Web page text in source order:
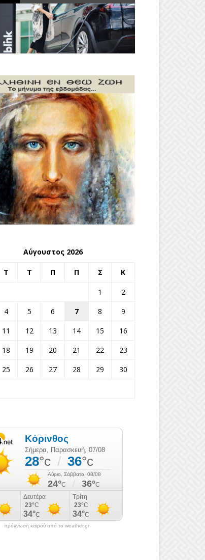
Αύγουστος 2026
Τ Τ Π Π Σ Κ
1
2
4 5 6 7 8
9
11 12 13 14 15
16
18 19 20 21 22
23
25 26 27 28 29
30
πρόγνωση καιρού από το weather.gr